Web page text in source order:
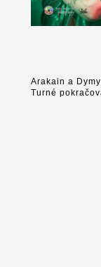
Arakain a
Turné